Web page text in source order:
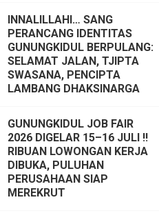
INNALILLAHI… SANG
PERANCANG IDENTITAS
GUNUNGKIDUL BERPULANG:
SELAMAT JALAN, TJIPTA
SWASANA, PENCIPTA
LAMBANG DHAKSINARGA
GUNUNGKIDUL JOB FAIR
2026 DIGELAR 15–16 JULI !!
RIBUAN LOWONGAN KERJA
DIBUKA, PULUHAN
PERUSAHAAN SIAP
MEREKRUT